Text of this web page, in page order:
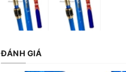
ĐÁNH GIÁ